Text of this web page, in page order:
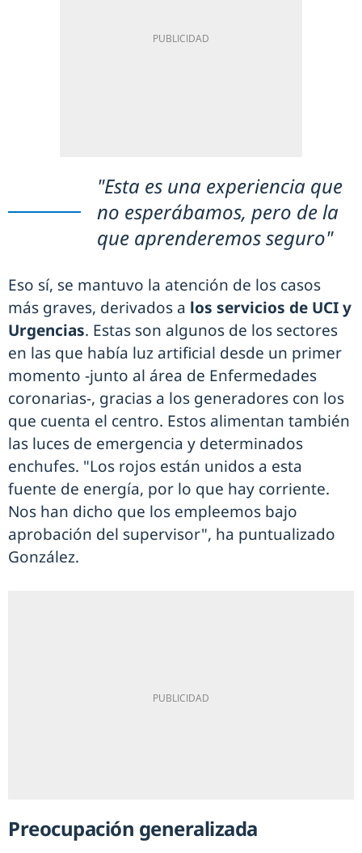
"Esta es una experiencia que
no esperábamos, pero de la
que aprenderemos seguro"
Eso sí, se mantuvo la atención de los casos
más graves, derivados a los servicios de UCI y
Urgencias. Estas son algunos de los sectores
en las que había luz artificial desde un primer
momento -junto al área de Enfermedades
coronarias-, gracias a los generadores con los
que cuenta el centro. Estos alimentan también
las luces de emergencia y determinados
enchufes. "Los rojos están unidos a esta
fuente de energía, por lo que hay corriente.
Nos han dicho que los empleemos bajo
aprobación del supervisor", ha puntualizado
González.
Preocupación generalizada